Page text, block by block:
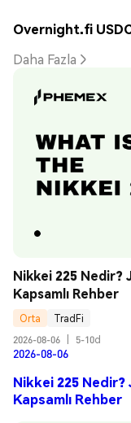
Overnight.fi
Daha Fazla
Nikkei 225 Nedir?
Kapsamlı Rehber
Orta
TradFi
2026-08-06
5-10d
2026-08-06
Nikkei 225 Nedir?
Kapsamlı Rehber